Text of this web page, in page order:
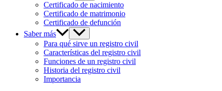
Certificado de nacimiento
Certificado de matrimonio
Certificado de defunción
Saber más
Para qué sirve un registro civil
Características del registro civil
Funciones de un registro civil
Historia del registro civil
Importancia